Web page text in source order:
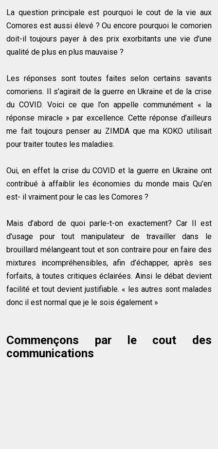
La question principale est pourquoi le cout de la vie aux
Comores est aussi élevé ? Ou encore pourquoi le comorien
doit-il toujours payer à des prix exorbitants une vie d’une
qualité de plus en plus mauvaise ?
Les réponses sont toutes faites selon certains savants
comoriens. Il s’agirait de la guerre en Ukraine et de la crise
du COVID. Voici ce que l’on appelle communément « la
réponse miracle » par excellence. Cette réponse d’ailleurs
me fait toujours penser au ZIMDA que ma KOKO utilisait
pour traiter toutes les maladies.
Oui, en effet la crise du COVID et la guerre en Ukraine ont
contribué à affaiblir les économies du monde mais Qu’en
est- il vraiment pour le cas les Comores ?
Mais d’abord de quoi parle-t-on exactement? Car Il est
d’usage pour tout manipulateur de travailler dans le
brouillard mélangeant tout et son contraire pour en faire des
mixtures incompréhensibles, afin d’échapper, après ses
forfaits, à toutes critiques éclairées. Ainsi le débat devient
facilité et tout devient justifiable. « les autres sont malades
donc il est normal que je le sois également »
Commençons par le cout des
communications